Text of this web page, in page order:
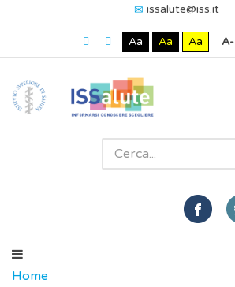
issalute@iss.it
Aa Aa Aa A-
Home